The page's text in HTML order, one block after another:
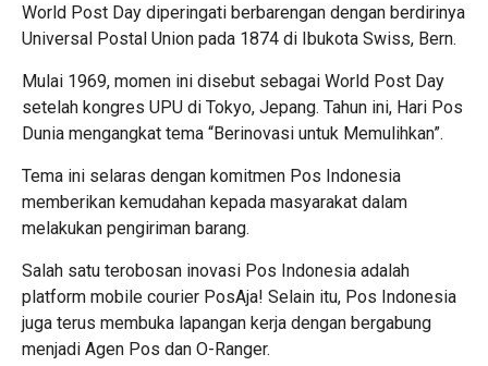
World Post Day diperingati berbarengan dengan berdirinya
Universal Postal Union pada 1874 di Ibukota Swiss, Bern.
Mulai 1969, momen ini disebut sebagai World Post Day
setelah kongres UPU di Tokyo, Jepang. Tahun ini, Hari Pos
Dunia mengangkat tema “Berinovasi untuk Memulihkan”.
Tema ini selaras dengan komitmen Pos Indonesia
memberikan kemudahan kepada masyarakat dalam
melakukan pengiriman barang.
Salah satu terobosan inovasi Pos Indonesia adalah
platform mobile courier PosAja! Selain itu, Pos Indonesia
juga terus membuka lapangan kerja dengan bergabung
menjadi Agen Pos dan O-Ranger.